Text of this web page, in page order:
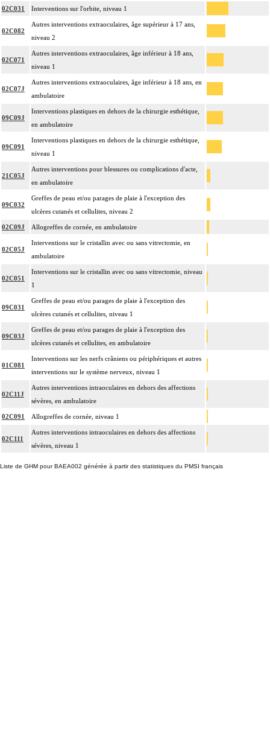
02C031 Interventions sur l'orbite, niveau 1
02C082
Autres interventions extraoculaires, âge supérieur à 17 ans,
niveau 2
02C071
Autres interventions extraoculaires, âge inférieur à 18 ans,
niveau 1
02C07J
Autres interventions extraoculaires, âge inférieur à 18 ans, en
ambulatoire
09C09J
Interventions plastiques en dehors de la chirurgie esthétique,
en ambulatoire
09C091
Interventions plastiques en dehors de la chirurgie esthétique,
niveau 1
21C05J
Autres interventions pour blessures ou complications d'acte,
en ambulatoire
09C032
Greffes de peau et/ou parages de plaie à l'exception des
ulcères cutanés et cellulites, niveau 2
02C09J Allogreffes de cornée, en ambulatoire
02C05J
Interventions sur le cristallin avec ou sans vitrectomie, en
ambulatoire
02C051
Interventions sur le cristallin avec ou sans vitrectomie, niveau
1
09C031
Greffes de peau et/ou parages de plaie à l'exception des
ulcères cutanés et cellulites, niveau 1
09C03J
Greffes de peau et/ou parages de plaie à l'exception des
ulcères cutanés et cellulites, en ambulatoire
01C081
Interventions sur les nerfs crâniens ou périphériques et autres
interventions sur le système nerveux, niveau 1
02C11J
Autres interventions intraoculaires en dehors des affections
sévères, en ambulatoire
02C091 Allogreffes de cornée, niveau 1
02C111
Autres interventions intraoculaires en dehors des affections
sévères, niveau 1
Liste de GHM pour BAEA002 générée à partir des statistiques du PMSI français